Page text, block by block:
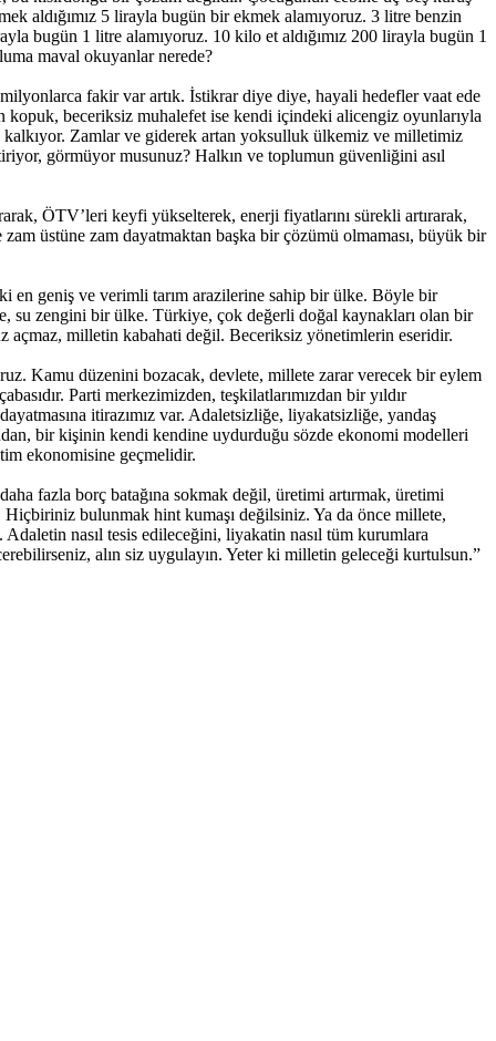
aldığımız 5 lirayla bugün bir ekmek alamıyoruz. 3 litre benzin
bugün 1 litre alamıyoruz. 10 kilo et aldığımız 200 lirayla bugün 1
maval okuyanlar nerede?
fakir var artık. İstikrar diye diye, hayali hedefler vaat ede
kopuk, beceriksiz muhalefet ise kendi içindeki alicengiz oyunlarıyla
kalkıyor. Zamlar ve giderek artan yoksulluk ülkemiz ve milletimiz
görmüyor musunuz? Halkın ve toplumun güvenliğini asıl
ÖTV’leri keyfi yükselterek, enerji fiyatlarını sürekli artırarak,
üstüne zam dayatmaktan başka bir çözümü olmaması, büyük bir
geniş ve verimli tarım arazilerine sahip bir ülke. Böyle bir
su zengini bir ülke. Türkiye, çok değerli doğal kaynakları olan bir
milletin kabahati değil. Beceriksiz yönetimlerin eseridir.
Kamu düzenini bozacak, devlete, millete zarar verecek bir eylem
Parti merkezimizden, teşkilatlarımızdan bir yıldır
itirazımız var. Adaletsizliğe, liyakatsizliğe, yandaş
bir kişinin kendi kendine uydurduğu sözde ekonomi modelleri
ekonomisine geçmelidir.
fazla borç batağına sokmak değil, üretimi artırmak, üretimi
bulunmak hint kumaşı değilsiniz. Ya da önce millete,
nasıl tesis edileceğini, liyakatin nasıl tüm kurumlara
alın siz uygulayın. Yeter ki milletin geleceği kurtulsun.”